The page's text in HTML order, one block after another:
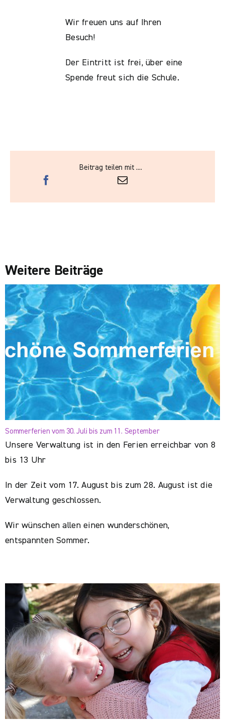
Wir freuen uns auf Ihren
Besuch!
Der Eintritt ist frei, über eine
Spende freut sich die Schule.
Beitrag teilen mit ....
Weitere Beiträge
Sommerferien vom 30. Juli bis zum 11. September
Unsere Verwaltung ist in den Ferien erreichbar von 8
bis 13 Uhr
In der Zeit vom 17. August bis zum 28. August ist die
Verwaltung geschlossen.
Wir wünschen allen einen wunderschönen,
entspannten Sommer.